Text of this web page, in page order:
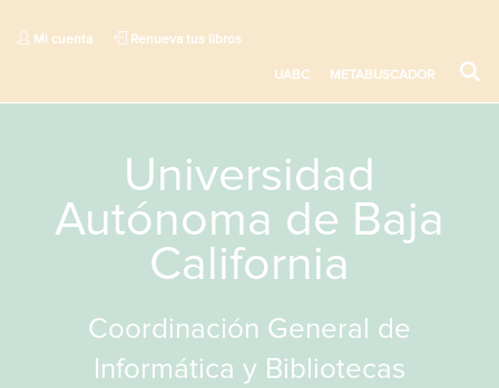
Mi cuenta Renueva tus libros
UABC METABUSCADOR
Universidad
Autónoma de Baja
California
Coordinación General de
Informática y Bibliotecas